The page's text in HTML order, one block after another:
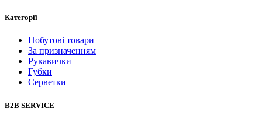
Категорії
Побутові товари
За призначенням
Рукавички
Губки
Серветки
B2B SERVICE